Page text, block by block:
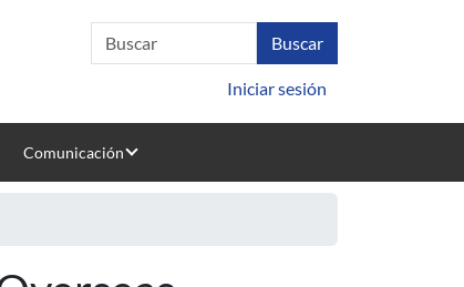
Iniciar sesión
Comunicación